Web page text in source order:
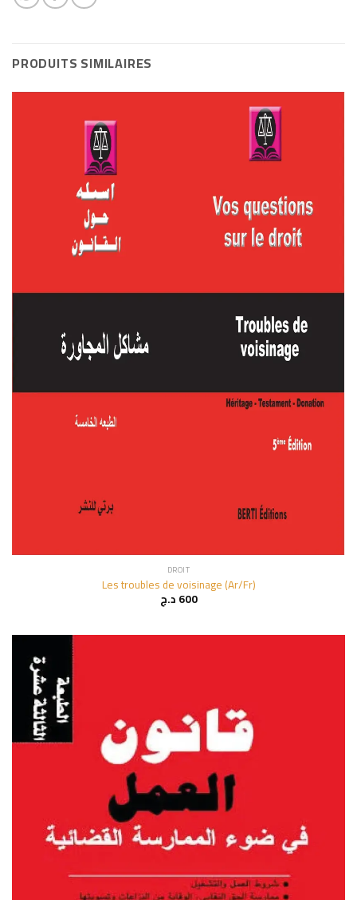
PRODUITS SIMILAIRES
DROIT
Les troubles de voisinage (Ar/Fr)
600د.ج